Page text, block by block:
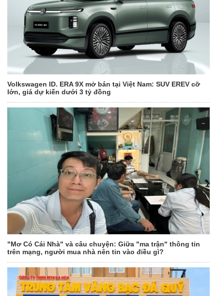
Volkswagen ID. ERA 9X mở bán tại Việt Nam: SUV EREV cỡ
lớn, giá dự kiến dưới 3 tỷ đồng
"Mơ Có Cái Nhà" và câu chuyện: Giữa "ma trận" thông tin
trên mạng, người mua nhà nên tin vào điều gì?